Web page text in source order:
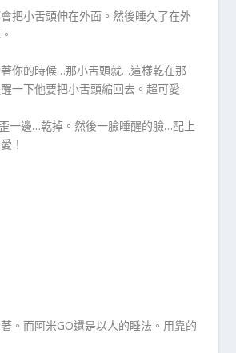
把小舌頭伸在外面。然後睡久了在外
你的時候…那小舌頭就…這樣乾在那
一下他要把小舌頭縮回去。超可愛
一邊…乾掉。然後一臉睡醒的臉…配上
！
。而阿米GO還是以人的睡法。用靠的